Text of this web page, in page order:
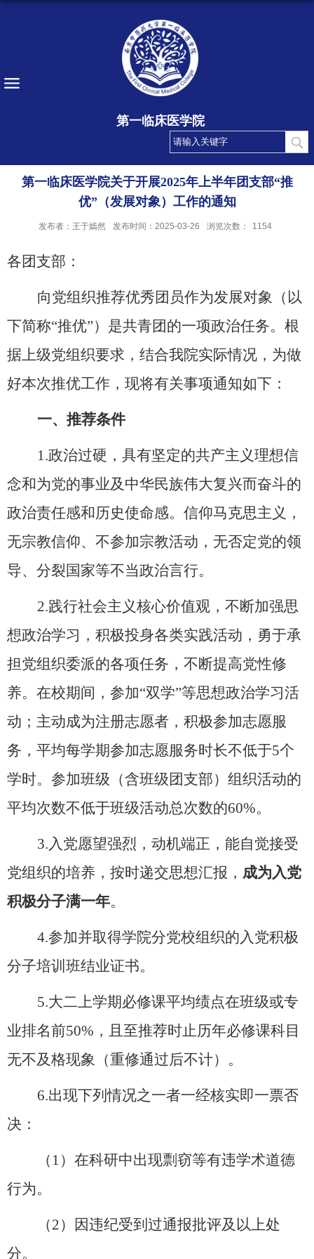
第一临床医学院
第一临床医学院关于开展2025年上半年团支部“推
优”（发展对象）工作的通知
发布者：王于嫣然 发布时间：2025-03-26 浏览次数： 1154
各团支部：
向党组织推荐优秀团员作为发展对象（以
下简称“推优”）是共青团的一项政治任务。根
据上级党组织要求，结合我院实际情况，为做
好本次推优工作，现将有关事项通知如下：
一、推荐条件
1.政治过硬，具有坚定的共产主义理想信
念和为党的事业及中华民族伟大复兴而奋斗的
政治责任感和历史使命感。信仰马克思主义，
无宗教信仰、不参加宗教活动，无否定党的领
导、分裂国家等不当政治言行。
2.践行社会主义核心价值观，不断加强思
想政治学习，积极投身各类实践活动，勇于承
担党组织委派的各项任务，不断提高党性修
养。在校期间，参加“双学”等思想政治学习活
动；主动成为注册志愿者，积极参加志愿服
务，平均每学期参加志愿服务时长不低于5个
学时。参加班级（含班级团支部）组织活动的
平均次数不低于班级活动总次数的60%。
3.入党愿望强烈，动机端正，能自觉接受
党组织的培养，按时递交思想汇报， 成为入党
积极分子满一年。
4.参加并取得学院分党校组织的入党积极
分子培训班结业证书。
5.大二上学期必修课平均绩点在班级或专
业排名前50% ，且至推荐时止历年必修课科目
无不及格现象（重修通过后不计）。
6.出现下列情况之一者一经核实即一票否
决：
（ 1）在科研中出现剽窃等有违学术道德
行为。
（2）因违纪受到过通报批评及以上处
分。